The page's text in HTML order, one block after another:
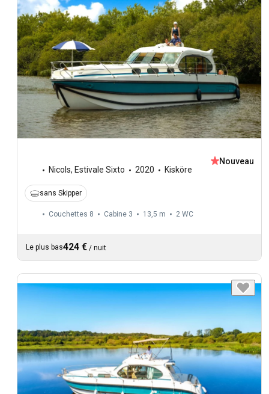
Nicols, Estivale Sixto 2020 Kisköre
Nouveau
sans Skipper
Couchettes 8 Cabine 3 13,5 m 2 WC
Le plus bas424 € / nuit